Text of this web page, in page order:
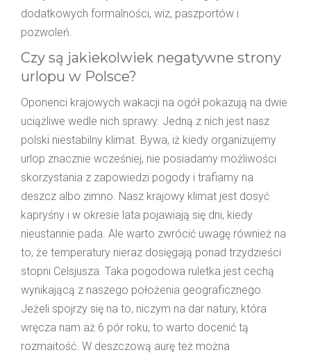
dodatkowych formalności, wiz, paszportów i
pozwoleń.
Czy są jakiekolwiek negatywne strony
urlopu w Polsce?
Oponenci krajowych wakacji na ogół pokazują na dwie
uciążliwe wedle nich sprawy. Jedną z nich jest nasz
polski niestabilny klimat. Bywa, iż kiedy organizujemy
urlop znacznie wcześniej, nie posiadamy możliwości
skorzystania z zapowiedzi pogody i trafiamy na
deszcz albo zimno. Nasz krajowy klimat jest dosyć
kapryśny i w okresie lata pojawiają się dni, kiedy
nieustannie pada. Ale warto zwrócić uwagę również na
to, że temperatury nieraz dosięgają ponad trzydzieści
stopni Celsjusza. Taka pogodowa ruletka jest cechą
wynikającą z naszego położenia geograficznego.
Jeżeli spojrzy się na to, niczym na dar natury, która
wręcza nam aż 6 pór roku, to warto docenić tą
rozmaitość. W deszczową aurę też można